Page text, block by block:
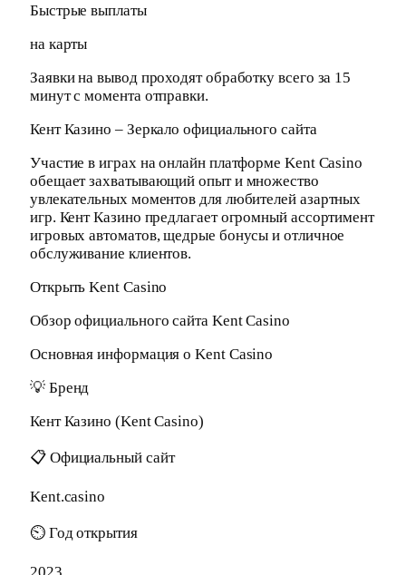
Быстрые выплаты
на карты
Заявки на вывод проходят обработку всего за 15
минут с момента отправки.
Кент Казино – Зеркало официального сайта
Участие в играх на онлайн платформе Kent Casino
обещает захватывающий опыт и множество
увлекательных моментов для любителей азартных
игр. Кент Казино предлагает огромный ассортимент
игровых автоматов, щедрые бонусы и отличное
обслуживание клиентов.
Открыть Kent Casino
Обзор официального сайта Kent Casino
Основная информация о Kent Casino
💡 Бренд
Кент Казино (Kent Casino)
📋 Официальный сайт
Kent.casino
⏲ Год открытия